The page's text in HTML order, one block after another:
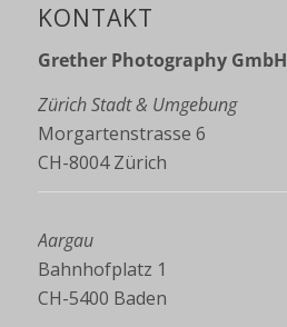
KONTAKT
Grether Photography GmbH
Zürich Stadt & Umgebung
Morgartenstrasse 6
CH-8004 Zürich
Aargau
Bahnhofplatz 1
CH-5400 Baden